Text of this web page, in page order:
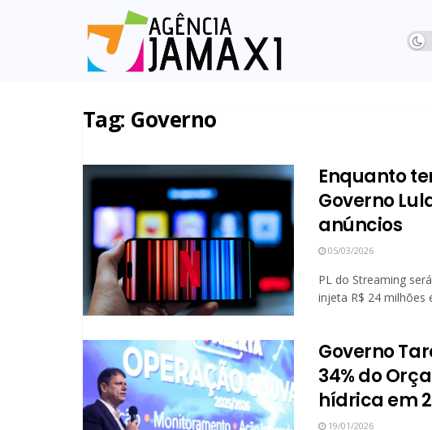
Tag: Governo
Enquanto
Governo
anúncios
05/03/2026
PL do Streaming
injeta R$ 24 milhões
Governo
34% do
hídrica em
19/01/2026